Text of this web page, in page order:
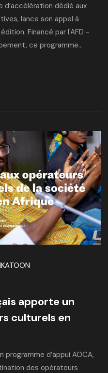
d’accélération dédié aux
lance son appel à
Financé par l'AFD -
ce programme...
apporte un
culturels en
d’appui AOCA,
des opérateurs